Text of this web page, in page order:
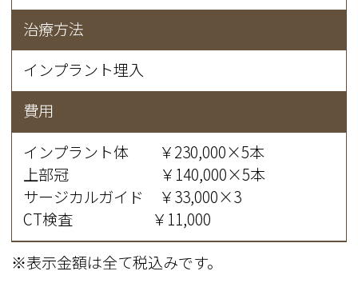
治療方法
インプラント埋入
費用
インプラント体 ￥230,000×5本
上部冠 ￥140,000×5本
サージカルガイド ￥33,000×3
CT検査 ￥11,000
※表示金額は全て税込みです。